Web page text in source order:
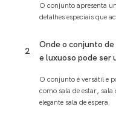
O conjunto apresenta
detalhes especiais que
2
Onde o conjunto
e luxuoso pode ser
O conjunto é versátil e
como sala de estar,
elegante sala de espera.